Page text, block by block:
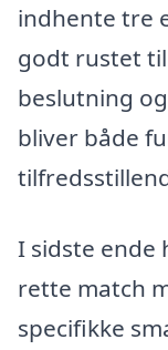
indhente tre
godt rustet
beslutning
bliver både
I sidste ende
rette match
specifikke